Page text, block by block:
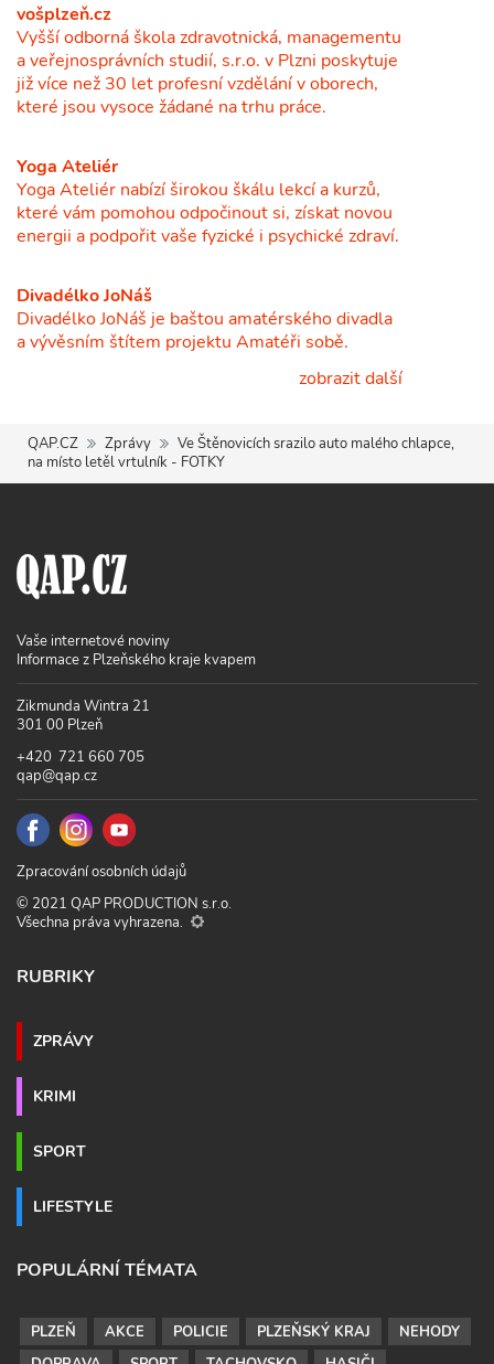
vošplzeň.cz
Vyšší odborná škola zdravotnická, managementu
a veřejnosprávních studií, s.r.o. v Plzni poskytuje
již více než 30 let profesní vzdělání v oborech,
které jsou vysoce žádané na trhu práce.
Yoga Ateliér
Yoga Ateliér nabízí širokou škálu lekcí a kurzů,
které vám pomohou odpočinout si, získat novou
energii a podpořit vaše fyzické i psychické zdraví.
Divadélko JoNáš
Divadélko JoNáš je baštou amatérského divadla
a vývěsním štítem projektu Amatéři sobě.
zobrazit další
QAP.CZ Zprávy
Ve Štěnovicích srazilo auto malého chlapce,
na místo letěl vrtulník - FOTKY
Vaše internetové noviny
Informace z Plzeňského kraje kvapem
Zikmunda Wintra 21
301 00 Plzeň
+420 721 660 705
qap@qap.cz
Zpracování osobních údajů
© 2021 QAP PRODUCTION s.r.o.
Všechna práva vyhrazena.
RUBRIKY
ZPRÁVY
KRIMI
SPORT
LIFESTYLE
POPULÁRNÍ TÉMATA
PLZEŇ AKCE POLICIE PLZEŇSKÝ KRAJ
NEHODY